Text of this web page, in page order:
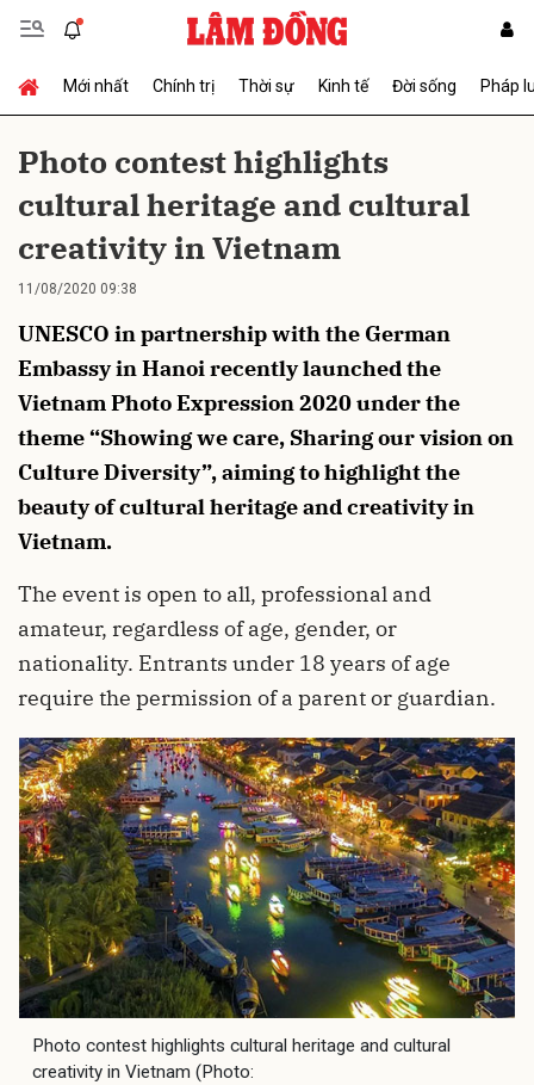
Mới nhất Chính trị Thời sự Kinh tế Đời sống Pháp
Photo contest highlights
cultural heritage and cultural
creativity in Vietnam
11/08/2020 09:38
UNESCO in partnership with the German
Embassy in Hanoi recently launched the
Vietnam Photo Expression 2020 under the
theme “Showing we care, Sharing our vision on
Culture Diversity”, aiming to highlight the
beauty of cultural heritage and creativity in
Vietnam.
The event is open to all, professional and
amateur, regardless of age, gender, or
nationality. Entrants under 18 years of age
require the permission of a parent or guardian.
Photo contest highlights cultural heritage and cultural
creativity in Vietnam (Photo:
Gửi bình luận
Hủy